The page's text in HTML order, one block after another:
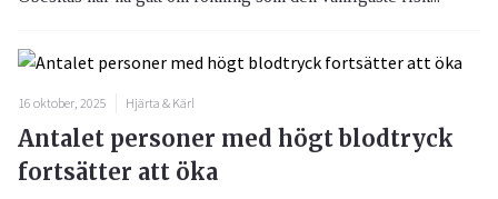
16 oktober, 2025 Hjärta & Kärl
Antalet personer med högt blodtryck
fortsätter att öka